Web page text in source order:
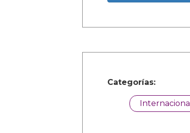
Categorías:
Internacional